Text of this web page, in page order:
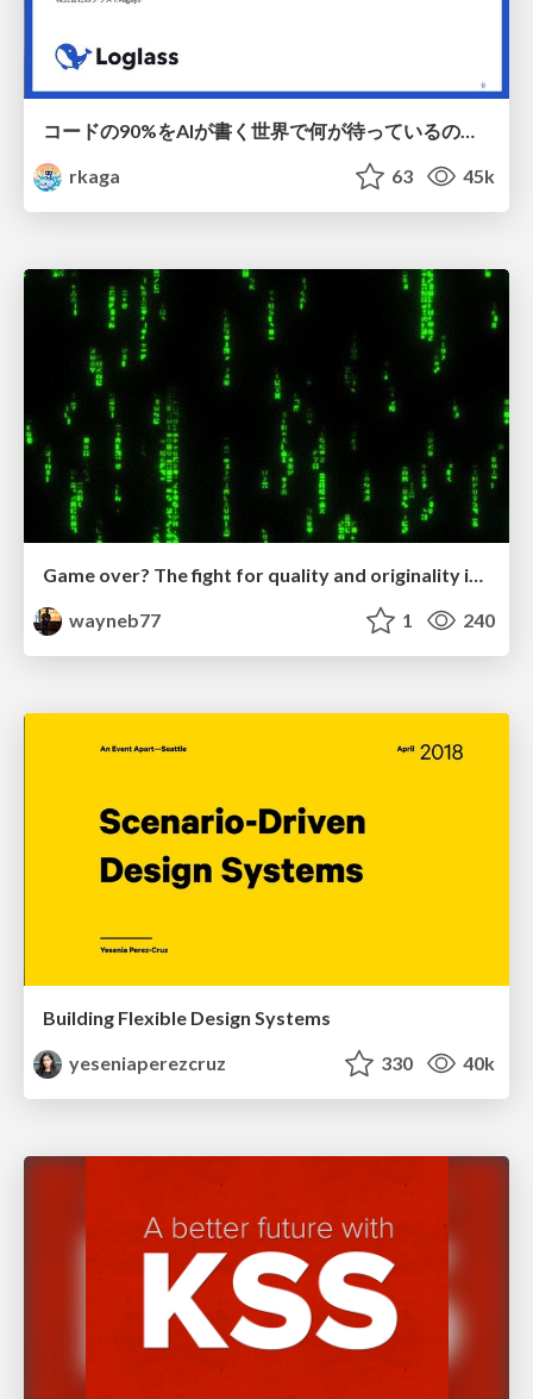
コードの90%をAIが書く世界で何が待っているのか / What awaits us in a world where 90% of the code is written by AI
rkaga
63 45k
wayneb77
1 240
Building Flexible Design Systems
yeseniaperezcruz
330 40k